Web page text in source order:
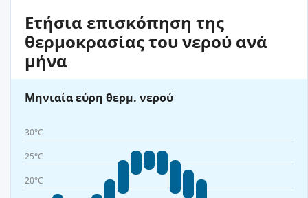
Ετήσια επισκόπηση της
θερμοκρασίας του νερού ανά
μήνα
Μηνιαία εύρη θερμ. νερού
30°C
25°C
20°C